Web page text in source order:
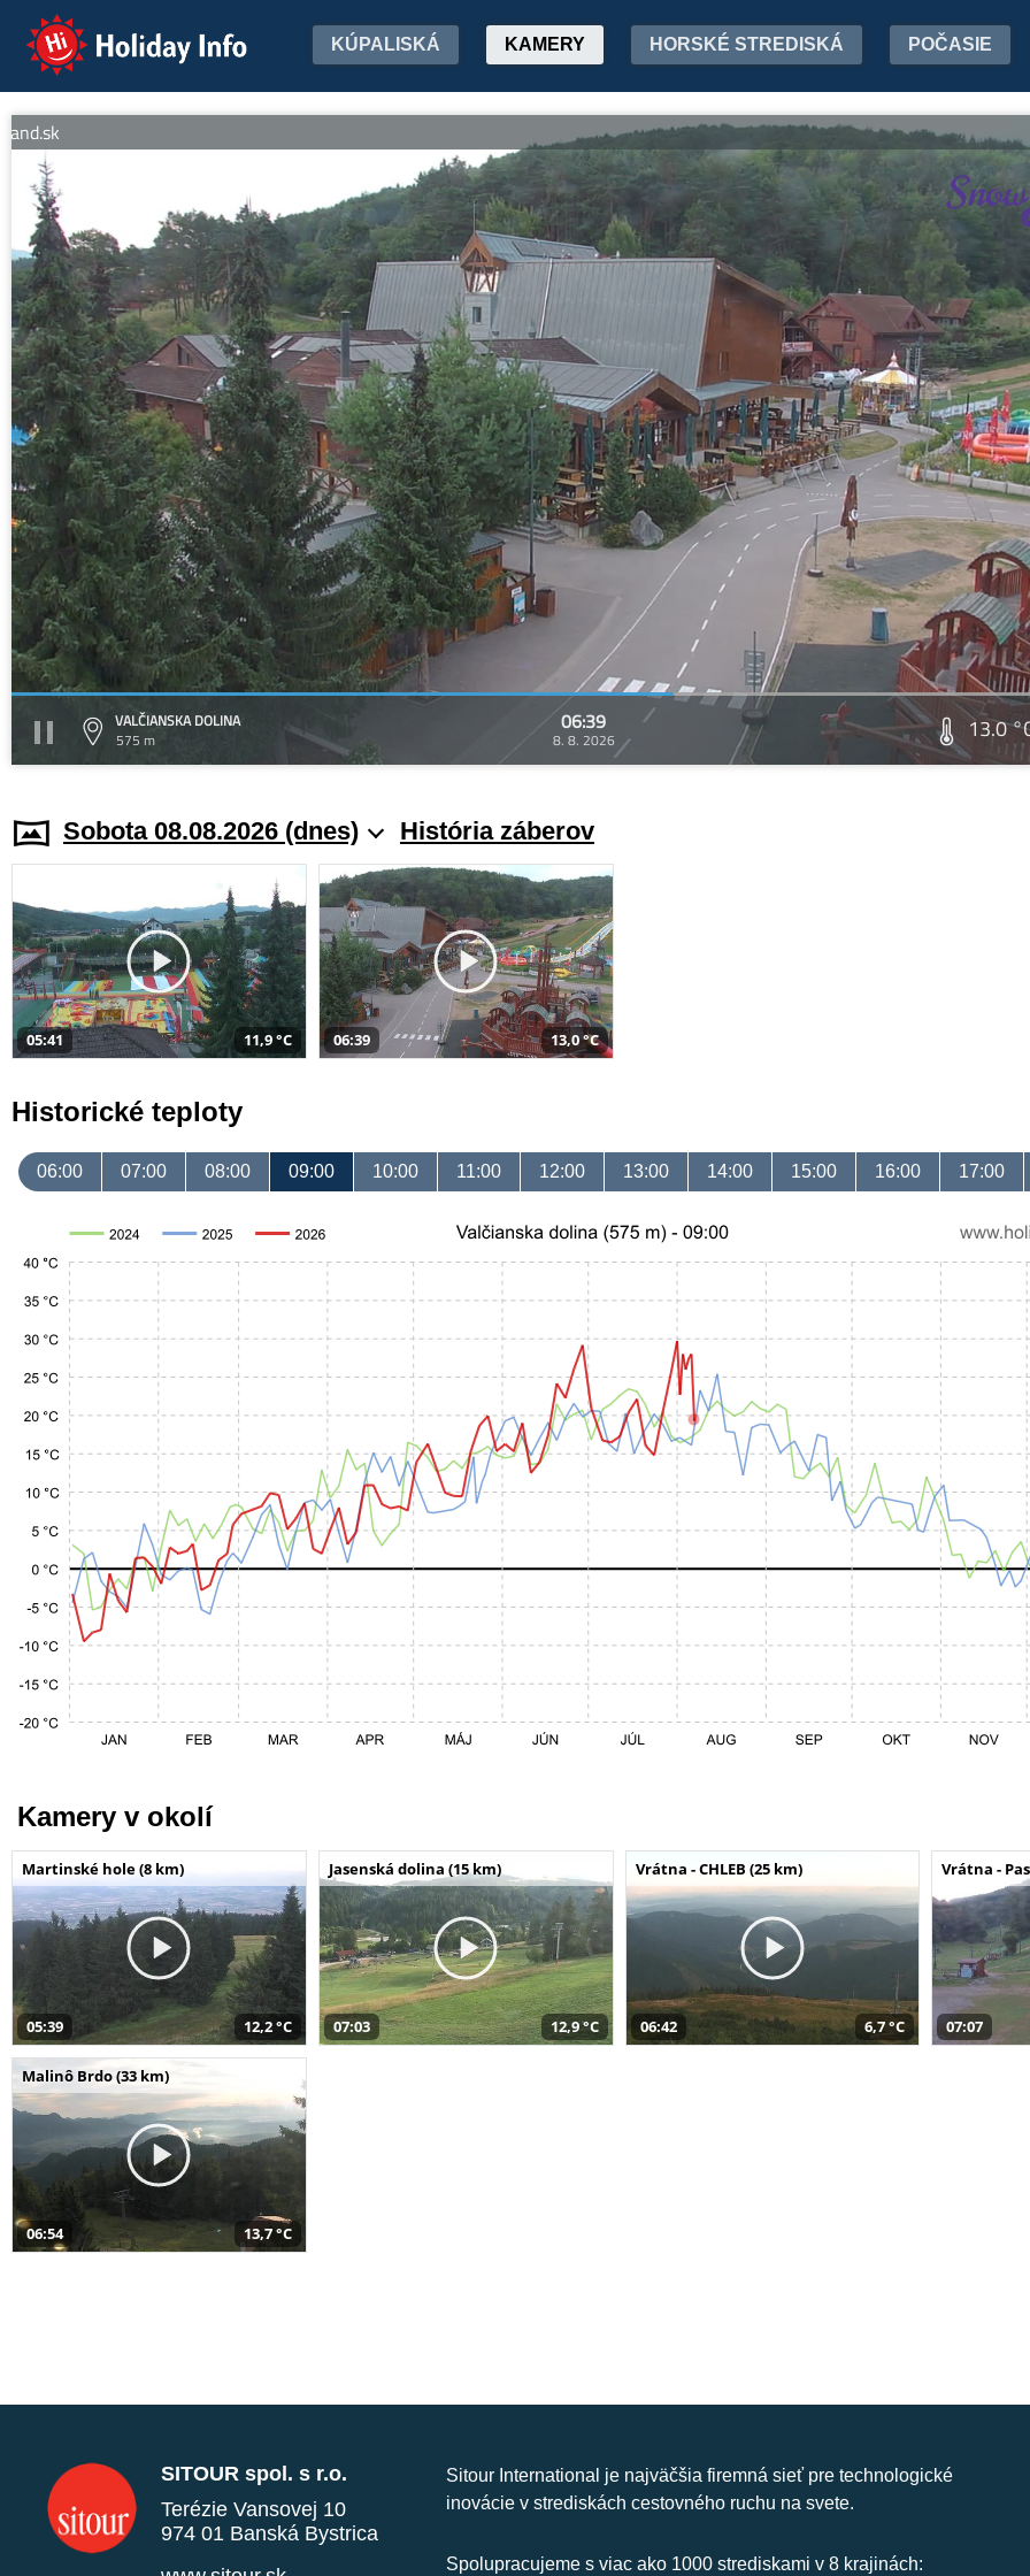
Holiday Info KÚPALISKÁ KAMERY HORSKÉ STREDISKÁ POČASIE
VALČIANSKA DOLINA
575 m
06:39
8. 8. 2026 13.0
Sobota 08.08.2026 (dnes) História záberov
05:41 11,9 °C 06:39 13,0 °C
Historické teploty
06:00 07:00 08:00 09:00 10:00 11:00 12:00 13:00 14:00 15:00 16:00 17:00
Kamery v okolí
Martinské hole (8 km)
05:39 12,2 °C
Jasenská dolina (15 km)
07:03 12,9 °C
Vrátna - CHLEB (25 km)
06:42 6,7 °C
Vrátna -
07:07
Malinô Brdo (33 km)
06:54 13,7 °C
SITOUR spol. s r.o.
Terézie Vansovej 10
974 01 Banská Bystrica
Sitour International je najväčšia firemná sieť pre technologické
inovácie v strediskách cestovného ruchu na svete.
Spolupracujeme s viac ako 1000 strediskami v 8 krajinách: